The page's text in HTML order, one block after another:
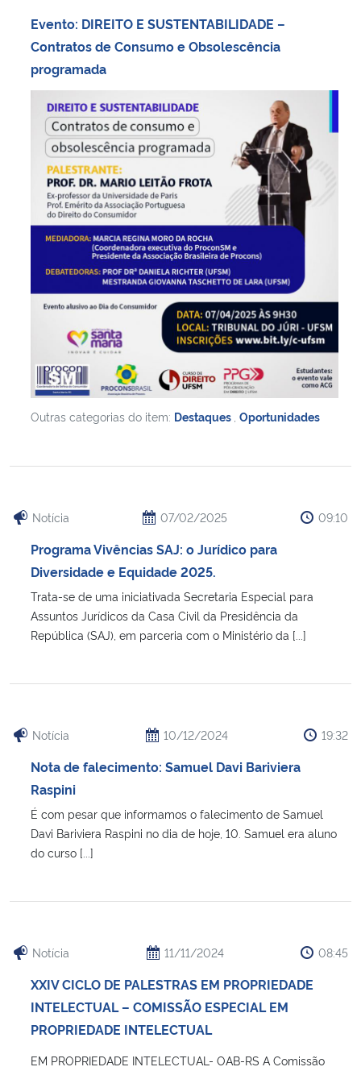
Evento: DIREITO E SUSTENTABILIDADE –
Contratos de Consumo e Obsolescência
programada
Outras categorias do item: Destaques Oportunidades
Notícia 07/02/2025 09:10
Programa Vivências SAJ: o Jurídico para
Diversidade e Equidade 2025.
Trata-se de uma iniciativada Secretaria Especial para
Assuntos Jurídicos da Casa Civil da Presidência da
República (SAJ), em parceria com o Ministério da [...]
Notícia 10/12/2024 19:32
Nota de falecimento: Samuel Davi Bariviera
Raspini
É com pesar que informamos o falecimento de Samuel
Davi Bariviera Raspini no dia de hoje, 10. Samuel era aluno
do curso [...]
Notícia 11/11/2024 08:45
XXIV CICLO DE PALESTRAS EM PROPRIEDADE
INTELECTUAL – COMISSÃO ESPECIAL EM
PROPRIEDADE INTELECTUAL
EM PROPRIEDADE INTELECTUAL- OAB-RS A Comissão